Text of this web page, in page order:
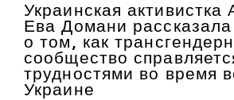
Украинская активистка
Ева Домани
о том, как
сообщество
трудностями во время
Украине